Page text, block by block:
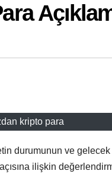
kripto para
durumunun ve gelecek
ilişkin